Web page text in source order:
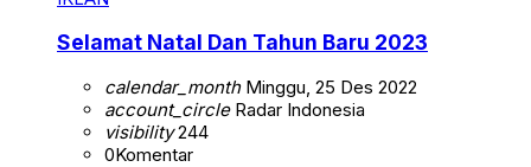
Selamat Natal Dan Tahun Baru 2023
calendar_monthMinggu, 25 Des 2022
account_circleRadar Indonesia
visibility244
0Komentar